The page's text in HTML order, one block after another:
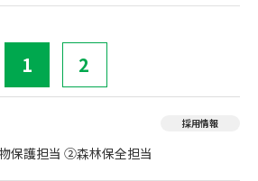
1 2
採用情報
保護担当 ②森林保全担当